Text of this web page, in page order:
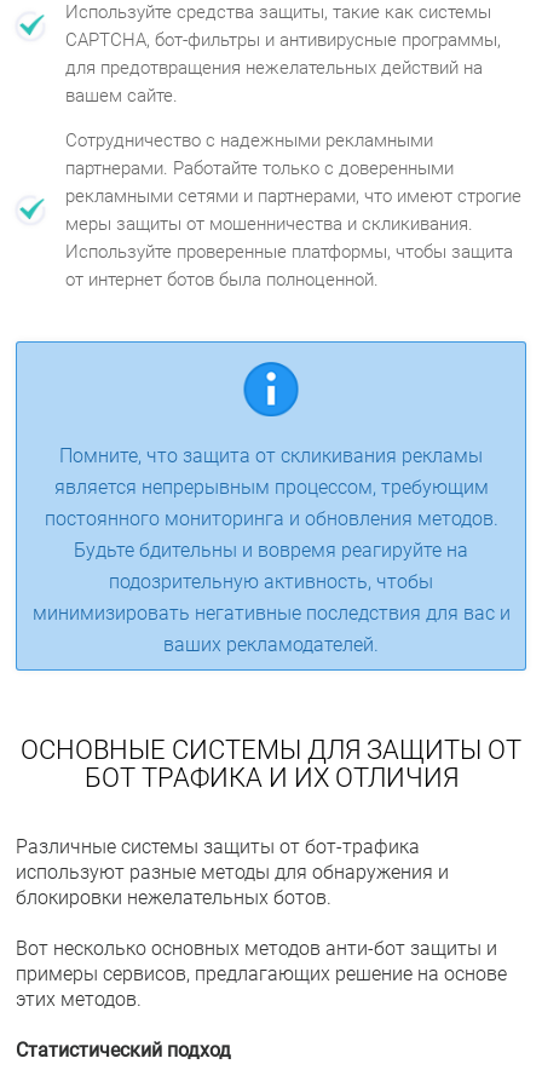
Используйте средства защиты, такие как системы
CAPTCHA, бот-фильтры и антивирусные программы,
для предотвращения нежелательных действий на
вашем сайте.
Сотрудничество с надежными рекламными
партнерами. Работайте только с доверенными
рекламными сетями и партнерами, что имеют строгие
меры защиты от мошенничества и скликивания.
Используйте проверенные платформы, чтобы защита
от интернет ботов была полноценной.
Помните, что защита от скликивания рекламы
является непрерывным процессом, требующим
постоянного мониторинга и обновления методов.
Будьте бдительны и вовремя реагируйте на
подозрительную активность, чтобы
минимизировать негативные последствия для вас и
ваших рекламодателей.
ОСНОВНЫЕ СИСТЕМЫ ДЛЯ ЗАЩИТЫ ОТ
БОТ ТРАФИКА И ИХ ОТЛИЧИЯ
Различные системы защиты от бот-трафика
используют разные методы для обнаружения и
блокировки нежелательных ботов.
Вот несколько основных методов анти-бот защиты и
примеры сервисов, предлагающих решение на основе
этих методов.
Статистический подход